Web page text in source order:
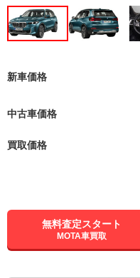
新車価格
中古車価格
買取価格
無料査定スタート
MOTA車買取